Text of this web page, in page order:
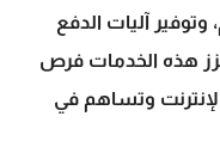
آليات الدفع
هذه الخدمات فرص
الإنترنت وتساهم في